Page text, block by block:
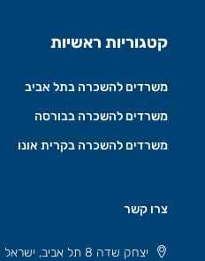
קטגוריות ראשיות
משרדים להשכרה בתל אביב
משרדים להשכרה בבורסה
משרדים להשכרה בקרית אונו
צרו קשר
יצחק שדה 8 תל אביב, ישראל 6777508